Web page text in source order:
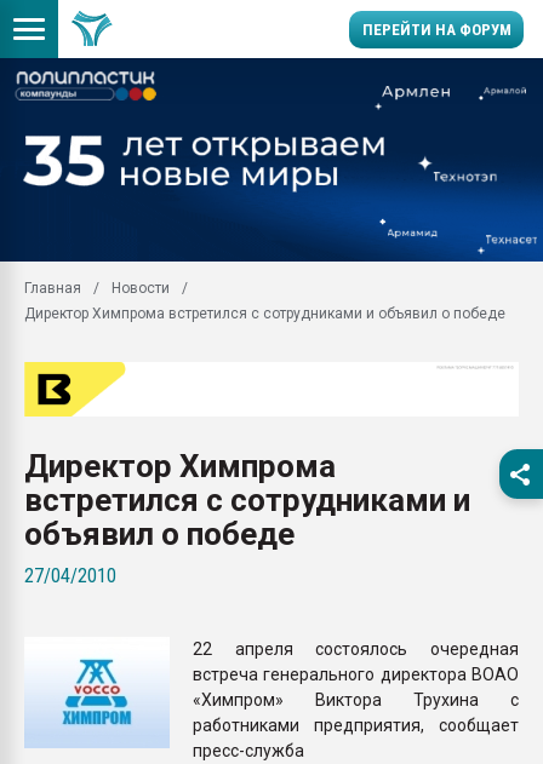
ПЕРЕЙТИ НА ФОРУМ
производство SPC
заводу пластмасс"
28.07.2026
ПЕРЕЙТИ НА
Главная
Новости
Директор Химпрома встретился с сотрудниками и объявил о победе
Директор Химпрома
встретился с сотрудниками и
объявил о победе
27/04/2010
22 апреля состоялось очередная
встреча генерального директора ВОАО
«Химпром» Виктора Трухина с
работниками предприятия, сообщает
пресс-служба